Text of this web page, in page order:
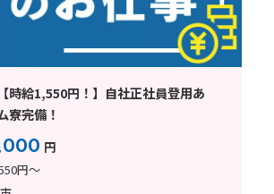
時給1,550円！】自社正社員登用あ
寮完備！
円
円～